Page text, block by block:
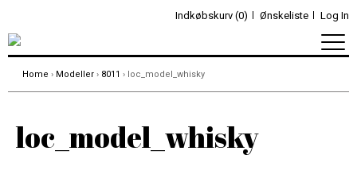
Indkøbskurv (0) Ønskeliste Log In
Home › Modeller › 8011 › loc_model_whisky
loc_model_whisky